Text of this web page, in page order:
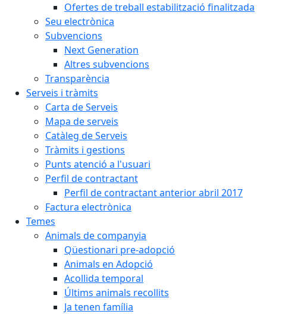
Ofertes de treball estabilització finalitzada
Seu electrònica
Subvencions
Next Generation
Altres subvencions
Transparència
Serveis i tràmits
Carta de Serveis
Mapa de serveis
Catàleg de Serveis
Tràmits i gestions
Punts atenció a l'usuari
Perfil de contractant
Perfil de contractant anterior abril 2017
Factura electrònica
Temes
Animals de companyia
Qüestionari pre-adopció
Animals en Adopció
Acollida temporal
Últims animals recollits
Ja tenen família